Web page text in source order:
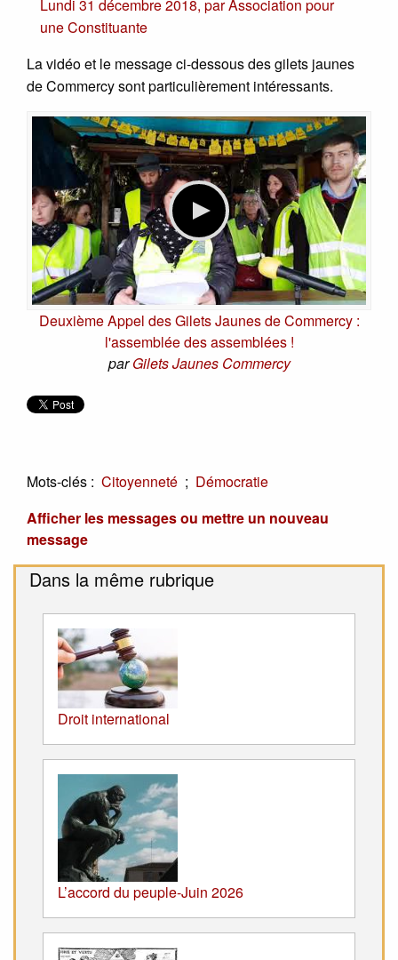
Lundi 31 décembre 2018, parAssociation pour
une Constituante
La vidéo et le message ci-dessous des gilets jaunes
de Commercy sont particulièrement intéressants.
Deuxième Appel des Gilets Jaunes de Commercy :
l'assemblée des assemblées !
parGilets Jaunes Commercy
Mots-clés : Citoyenneté ; Démocratie
Afficher les messages ou mettre un nouveau
message
Dans la même rubrique
Droit international
L’accord du peuple-Juin 2026